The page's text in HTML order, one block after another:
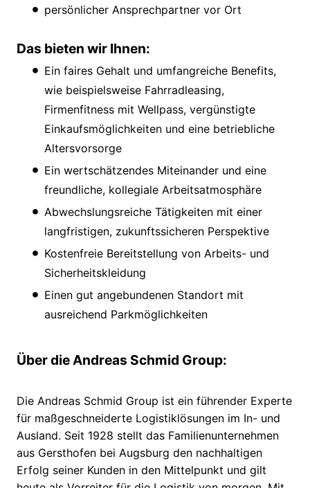
persönlicher Ansprechpartner vor Ort
Das bieten wir Ihnen:
Ein faires Gehalt und umfangreiche Benefits,
wie beispielsweise Fahrradleasing,
Firmenfitness mit Wellpass, vergünstigte
Einkaufsmöglichkeiten und eine betriebliche
Altersvorsorge
Ein wertschätzendes Miteinander und eine
freundliche, kollegiale Arbeitsatmosphäre
Abwechslungsreiche Tätigkeiten mit einer
langfristigen, zukunftssicheren Perspektive
Kostenfreie Bereitstellung von Arbeits- und
Sicherheitskleidung
Einen gut angebundenen Standort mit
ausreichend Parkmöglichkeiten
Über die Andreas Schmid Group:
Die Andreas Schmid Group ist ein führender Experte
für maßgeschneiderte Logistiklösungen im In- und
Ausland. Seit 1928 stellt das Familienunternehmen
aus Gersthofen bei Augsburg den nachhaltigen
Erfolg seiner Kunden in den Mittelpunkt und gilt